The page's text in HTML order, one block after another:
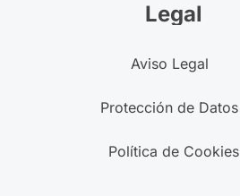
Legal
Aviso Legal
Protección de Datos
Política de Cookies